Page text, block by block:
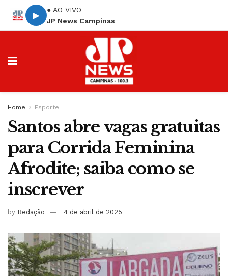
▶
● AO VIVO
JP News Campinas
Home Esporte
Santos abre vagas gratuitas
para Corrida Feminina
Afrodite; saiba como se
inscrever
by Redação 4 de abril de 2025